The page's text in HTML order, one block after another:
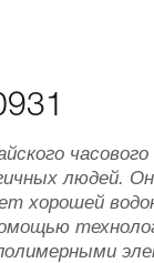
людей.
хорошей